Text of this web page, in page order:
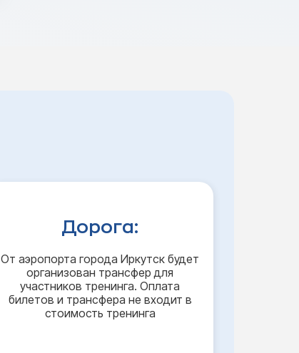
От аэропорта города Иркутск будет
организован трансфер для
участников тренинга. Оплата
билетов и трансфера не входит в
стоимость тренинга
Дорога: